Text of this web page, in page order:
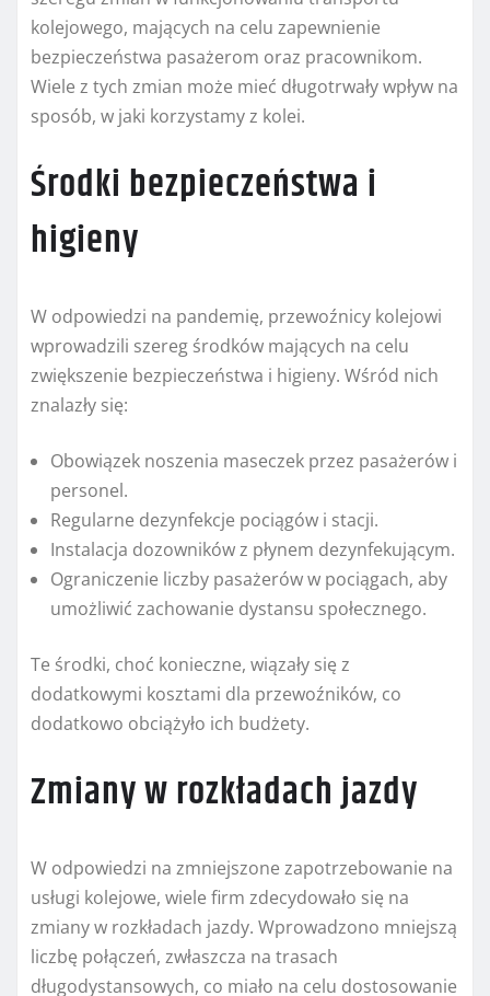
kolejowego, mających na celu zapewnienie
bezpieczeństwa pasażerom oraz pracownikom.
Wiele z tych zmian może mieć długotrwały wpływ na
sposób, w jaki korzystamy z kolei.
Środki bezpieczeństwa i
higieny
W odpowiedzi na pandemię, przewoźnicy kolejowi
wprowadzili szereg środków mających na celu
zwiększenie bezpieczeństwa i higieny. Wśród nich
znalazły się:
Obowiązek noszenia maseczek przez pasażerów i
personel.
Regularne dezynfekcje pociągów i stacji.
Instalacja dozowników z płynem dezynfekującym.
Ograniczenie liczby pasażerów w pociągach, aby
umożliwić zachowanie dystansu społecznego.
Te środki, choć konieczne, wiązały się z
dodatkowymi kosztami dla przewoźników, co
dodatkowo obciążyło ich budżety.
Zmiany w rozkładach jazdy
W odpowiedzi na zmniejszone zapotrzebowanie na
usługi kolejowe, wiele firm zdecydowało się na
zmiany w rozkładach jazdy. Wprowadzono mniejszą
liczbę połączeń, zwłaszcza na trasach
długodystansowych, co miało na celu dostosowanie